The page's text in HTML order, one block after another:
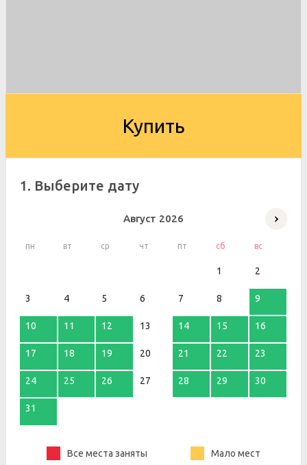
Купить
1. Выберите дату
Август 2026
пн вт ср чт пт сб вс
1 2
3 4 5 6 7 8 9
10 11 12 13 14 15 16
17 18 19 20 21 22 23
24 25 26 27 28 29 30
31
Все места заняты Мало мест